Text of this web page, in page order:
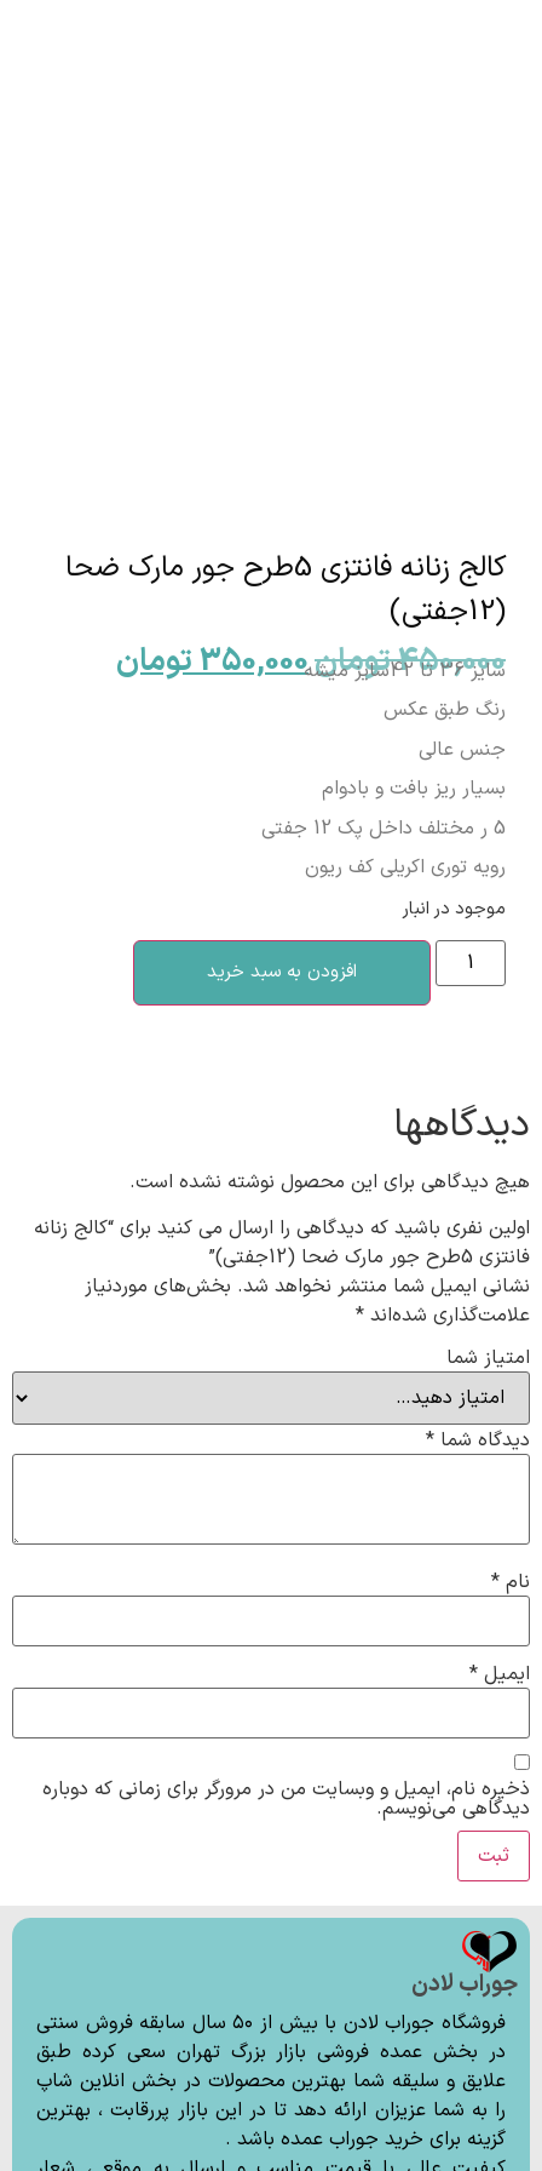
کالج زنانه فانتزی 5طرح جور مارک ضحا
(12جفتی)
450,000تومان350,000تومان
سایز 36 تا 42سایز میشه
رنگ طبق عکس
جنس عالی
بسیار ریز بافت و بادوام
5 ر مختلف داخل پک 12 جفتی
رویه توری اکریلی کف ریون
موجود در انبار
افزودن به سبد خرید
دیدگاهها
هیچ دیدگاهی برای این محصول نوشته نشده است.
اولین نفری باشید که دیدگاهی را ارسال می کنید برای “کالج زنانه
فانتزی 5طرح جور مارک ضحا (12جفتی)”
نشانی ایمیل شما منتشر نخواهد شد. بخش‌های موردنیاز
علامت‌گذاری شده‌اند *
امتیاز شما
دیدگاه شما *
نام *
ایمیل *
ذخیره نام، ایمیل و وبسایت من در مرورگر برای زمانی که دوباره
دیدگاهی می‌نویسم.
جوراب لادن
فروشگاه جوراب لادن با بیش از ۵۰ سال سابقه فروش سنتی
در بخش عمده فروشی بازار بزرگ تهران سعی کرده طبق
علایق و سلیقه شما بهترین محصولات در بخش انلاین شاپ
را به شما عزیزان ارائه دهد تا در این بازار پررقابت ، بهترین
گزینه برای خرید جوراب عمده باشد .